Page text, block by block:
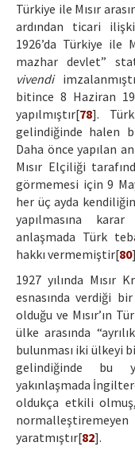
Türkiye ile Mısır
ardından ticari
1926’da Türkiye ile
mazhar devlet”
vivendi
bitince 8 Haziran
yapılmıştır[78].
gelindiğinde halen
Daha önce yapılan
Mısır Elçiliği
görmemesi için 9
her üç ayda
yapılmasına
anlaşmada Türk
hakkı vermemiştir[80
1927 yılında Mısır
esnasında verdiği
olduğu ve Mısır’ın
ülke arasında
bulunması iki ülkeyi
gelindiğinde bu
yakınlaşmada
oldukça etkili
yaratmıştır[82].